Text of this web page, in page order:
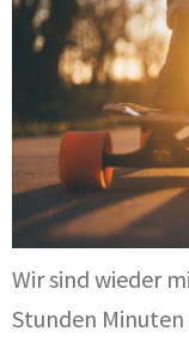
Wir sind wieder
Stunden Minuten